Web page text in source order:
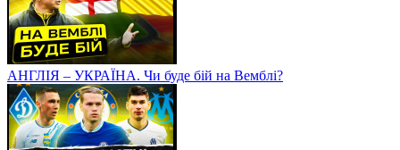
АНГЛІЯ – УКРАЇНА. Чи буде бій на Вемблі?